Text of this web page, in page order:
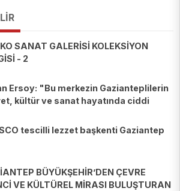
SANAT GALERİSİ KOLEKSİYON
- 2
Ersoy: "Bu merkezin Gazianteplilerin
kültür ve sanat hayatında ciddi
tescilli lezzet başkenti Gaziantep
BÜYÜKŞEHİR’DEN ÇEVRE
VE KÜLTÜREL MİRASI BULUŞTURAN